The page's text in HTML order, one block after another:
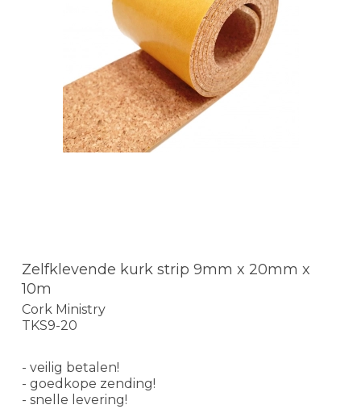
Zelfklevende kurk strip 9mm x 20mm x
10m
Cork Ministry
TKS9-20
- veilig betalen!
- goedkope zending!
- snelle levering!